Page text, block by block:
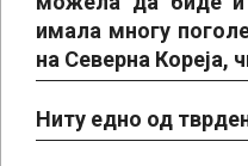
имала многу
на Северна Кореја,
Ниту едно од